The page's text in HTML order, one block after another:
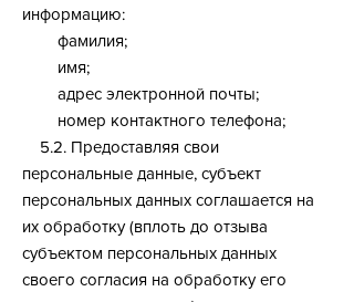
информацию:
фамилия;
имя;
адрес электронной почты;
номер контактного телефона;
5.2. Предоставляя свои
персональные данные, субъект
персональных данных соглашается на
их обработку (вплоть до отзыва
субъектом персональных данных
своего согласия на обработку его